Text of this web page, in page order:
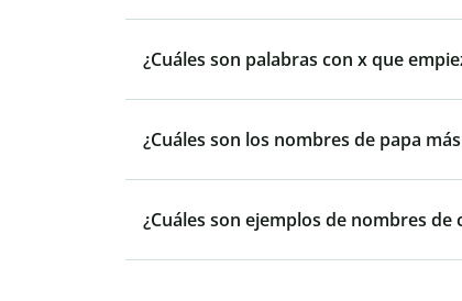
¿Cuáles son palabras con x que
¿Cuáles son los nombres de papa
¿Cuáles son ejemplos de nombres de